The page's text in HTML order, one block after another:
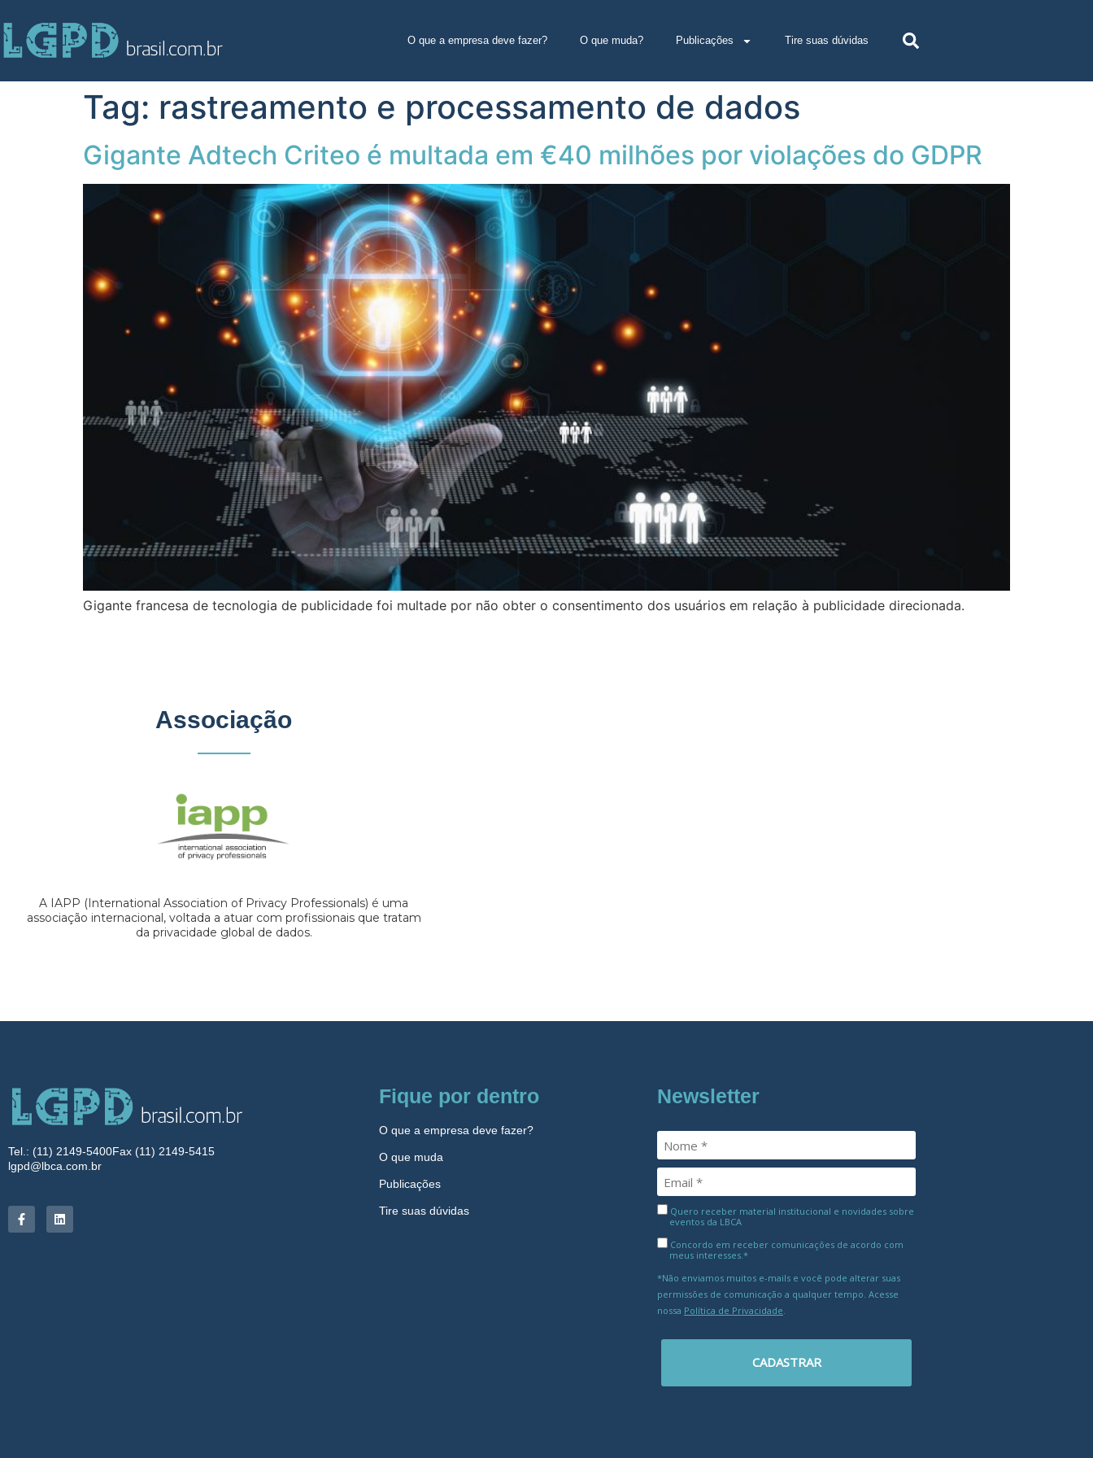
O que a empresa deve fazer? O que muda? Publicações Tire suas dúvidas
Tag: rastreamento e processamento de dados
Gigante Adtech Criteo é multada em €40 milhões por violações do GDPR
Gigante francesa de tecnologia de publicidade foi multade por não obter o consentimento dos usuários em relação à publicidade direcionada.
Associação
A IAPP (International Association of Privacy Professionals) é uma
associação internacional, voltada a atuar com profissionais que tratam
da privacidade global de dados.
Tel.: (11) 2149-5400Fax (11) 2149-5415
lgpd@lbca.com.br
Fique por dentro
O que a empresa deve fazer?
O que muda
Publicações
Tire suas dúvidas
Newsletter
Quero receber material institucional e novidades sobre
eventos da LBCA
Concordo em receber comunicações de acordo com
meus interesses.*
*Não enviamos muitos e-mails e você pode alterar suas
permissões de comunicação a qualquer tempo. Acesse
nossa Política de Privacidade
CADASTRAR